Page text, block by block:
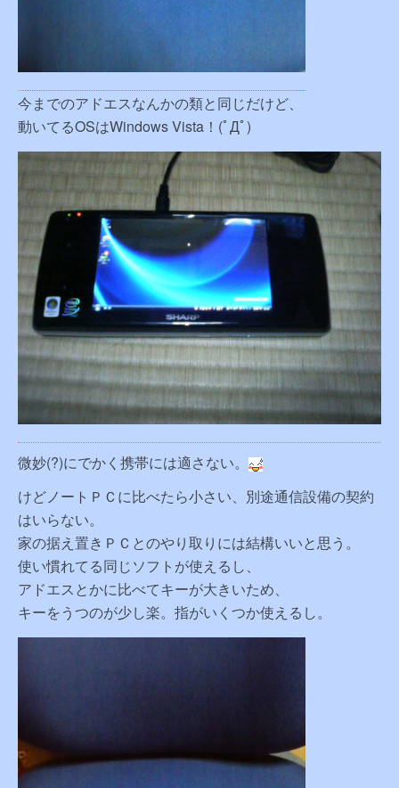
今までのアドエスなんかの類と同じだけど、
動いてるOSはWindows Vista！(ﾟДﾟ)
微妙(?)にでかく携帯には適さない。
けどノートＰＣに比べたら小さい、別途通信設備の契約
はいらない。
家の据え置きＰＣとのやり取りには結構いいと思う。
使い慣れてる同じソフトが使えるし、
アドエスとかに比べてキーが大きいため、
キーをうつのが少し楽。指がいくつか使えるし。